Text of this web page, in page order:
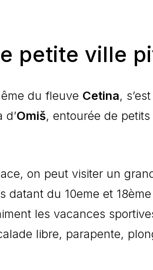
petite ville
du fleuve Cetina,
d’Omiš, entourée de
on peut visiter un
datant du 10eme et
les vacances
libre, parapente,